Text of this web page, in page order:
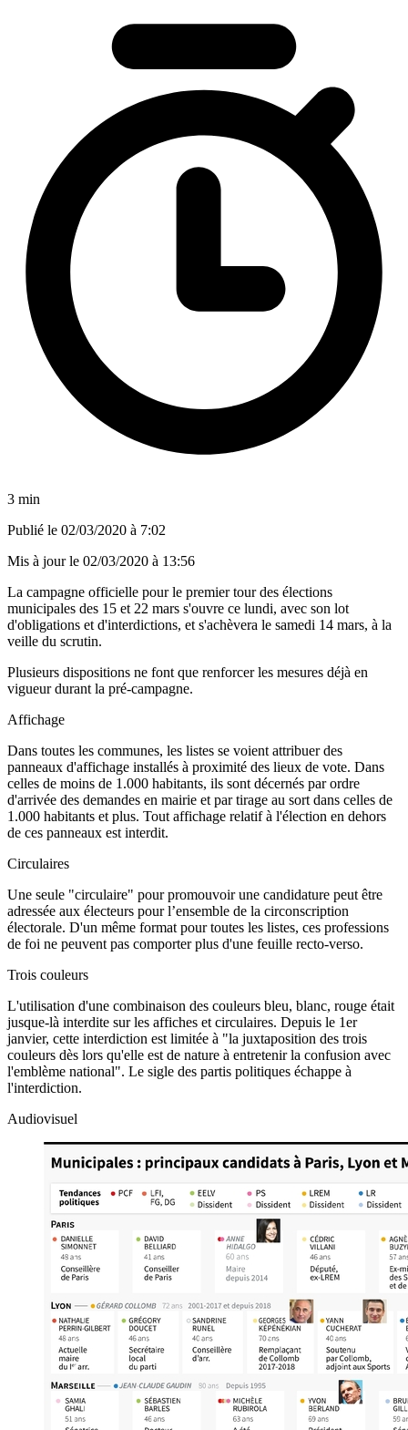
3 min
Publié le 02/03/2020 à 7:02
Mis à jour le 02/03/2020 à 13:56
La campagne officielle pour le premier tour des élections
municipales des 15 et 22 mars s'ouvre ce lundi, avec son lot
d'obligations et d'interdictions, et s'achèvera le samedi 14 mars, à la
veille du scrutin.
Plusieurs dispositions ne font que renforcer les mesures déjà en
vigueur durant la pré-campagne.
Affichage
Dans toutes les communes, les listes se voient attribuer des
panneaux d'affichage installés à proximité des lieux de vote. Dans
celles de moins de 1.000 habitants, ils sont décernés par ordre
d'arrivée des demandes en mairie et par tirage au sort dans celles de
1.000 habitants et plus. Tout affichage relatif à l'élection en dehors
de ces panneaux est interdit.
Circulaires
Une seule "circulaire" pour promouvoir une candidature peut être
adressée aux électeurs pour l’ensemble de la circonscription
électorale. D'un même format pour toutes les listes, ces professions
de foi ne peuvent pas comporter plus d'une feuille recto-verso.
Trois couleurs
L'utilisation d'une combinaison des couleurs bleu, blanc, rouge était
jusque-là interdite sur les affiches et circulaires. Depuis le 1er
janvier, cette interdiction est limitée à "la juxtaposition des trois
couleurs dès lors qu'elle est de nature à entretenir la confusion avec
l'emblème national". Le sigle des partis politiques échappe à
l'interdiction.
Audiovisuel